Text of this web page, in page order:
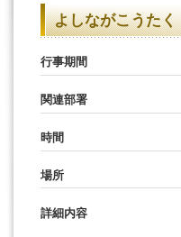
よしながこうた
行事期間
関連部署
時間
場所
詳細内容